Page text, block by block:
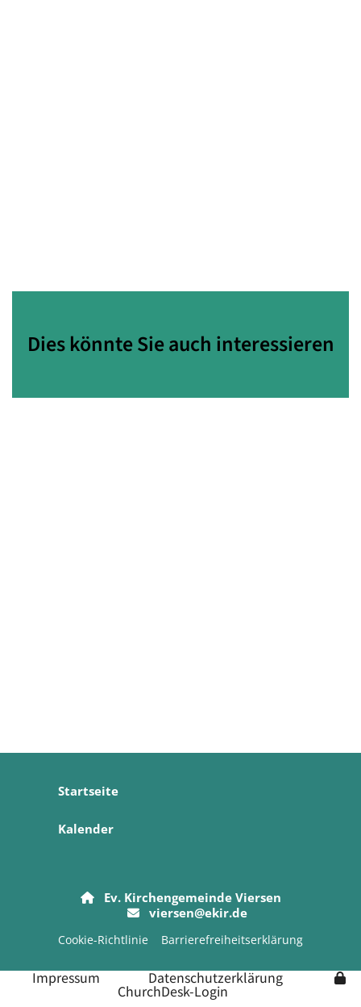
Dies könnte Sie auch interessieren
Startseite
Kalender
Ev. Kirchengemeinde Viersen
viersen@ekir.de
Cookie-Richtlinie Barrierefreiheitserklärung
Impressum Datenschutzerklärung
ChurchDesk-Login